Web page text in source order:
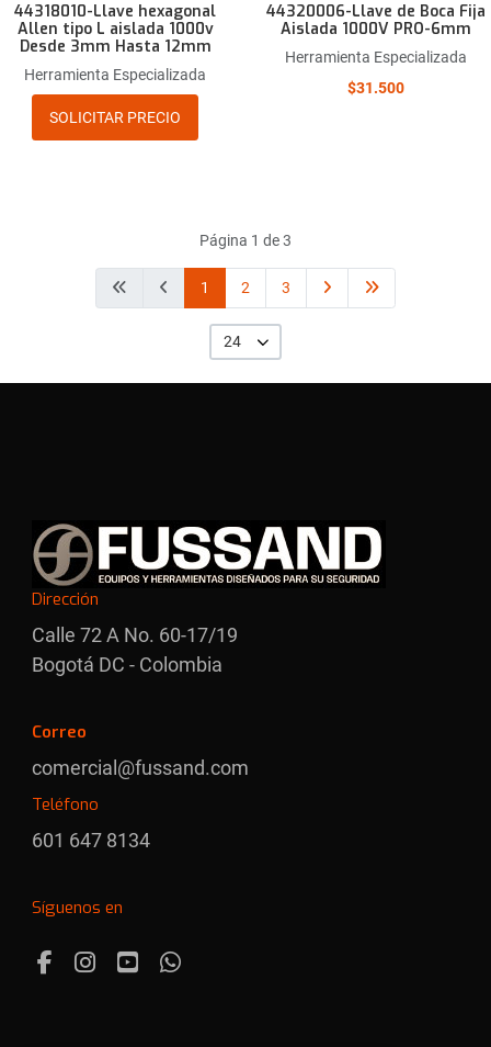
44318010-Llave hexagonal
Allen tipo L aislada 1000v
Desde 3mm Hasta 12mm
Herramienta Especializada
SOLICITAR PRECIO
44320006-Llave de Boca Fija
Aislada 1000V PRO-6mm
Herramienta Especializada
$31.500
Página 1 de 3
1 2 3
24
Dirección
Calle 72 A No. 60-17/19
Bogotá DC - Colombia
Correo
comercial@fussand.com
Teléfono
601 647 8134
Síguenos en
Facebook
Instagram
YoutubeWhatsapp